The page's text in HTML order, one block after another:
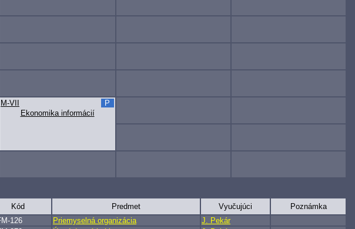
Ekonomika informácií
M-VII P
Kód Predmet Vyučujúci
Poznámka
126 Priemyselná organizácia
J. Pekár